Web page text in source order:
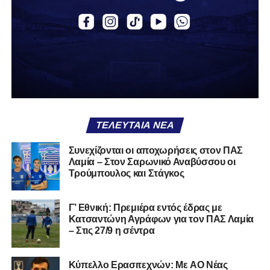
την κατοχή. Τα Τρίκαλα προσπάθησαν να αντιδράσουν,
χωρίς όμως να δημιουργούν ουσιαστικές ευκαιρίες,
καθώς η άμυνα των παικτών του Βαγγέλη Στουρνάρα
μέρους, το ενδιαφέρον μεταφέρθηκε κυρίως στην εξέδρα,
Στο 45’ σημειώθηκε ένταση μετά από σκληρό μαρκάρισμα,
με τον διαιτητή να δείχνει κίτρινες κάρτες και στις δύο
πλευρές, χωρίς όμως να αλλάξει κάτι στο σκορ.
Το δεύτερο ημίχρονο ξεκίνησε σε παρόμοιο ρυθμό, ενώ το
δεύτερο γκολ της Ελασσόνας σε άλλο παιχνίδι μείωσε
ακόμη περισσότερο το ενδιαφέρον της αναμέτρησης. Στο
57’, ο Αλτάνης δοκίμασε ένα αδύναμο γυριστό σουτ που
πέρασε άουτ, ενώ λίγα λεπτά αργότερα ο Μέτσε είχε την
ίδια τύχη με σουτ εκτός περιοχής.
Η Λαμία πλησίασε στο 2-0 στο 67’, όταν ο Βρέττας
ΤΕΛΕΥΤΑΊΑ ΝΈΑ
Συνεχίζονται οι αποχωρήσεις στον ΠΑΣ
Λαμία – Στον Σαρωνικό Αναβύσσου οι
Τρούμπουλος και Στάγκος
Γ’ Εθνική: Πρεμιέρα εντός έδρας με
Κατσαντώνη Αγράφων για τον ΠΑΣ Λαμία
– Στις 27/9 η σέντρα
Kύπελλο Ερασιτεχνών: Με AO Nέας